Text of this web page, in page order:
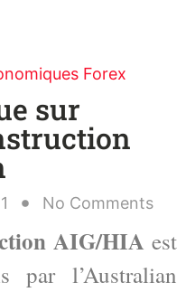
Forex
sur
No Comments
AIG/HIA est
par l’Australian